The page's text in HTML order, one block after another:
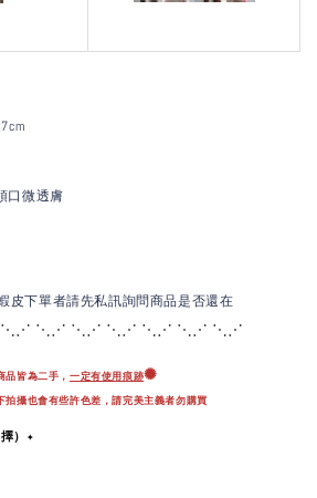
口微透膚
下單者請先私訊詢問商品是否還在
⋱⋰ ⋱⋰ ⋱
⋰ ⋱⋰ ⋱⋰ ⋱⋰
品皆為二手， 一定有使用痕跡✺
拍攝也會有些許色差，請完美主義者勿購買
）✦